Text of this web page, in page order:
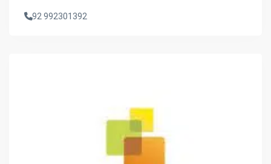
92 992301392